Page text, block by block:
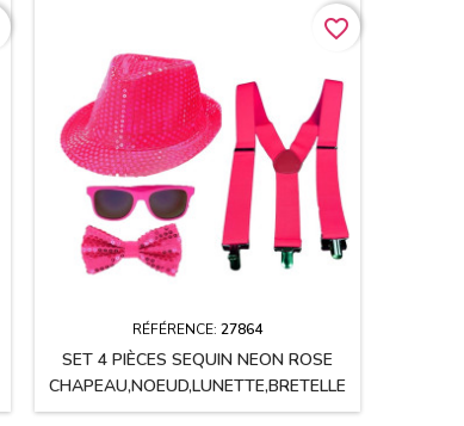
RÉFÉRENCE:27864
SET 4 PIÈCES SEQUIN NEON ROSE
CHAPEAU,NOEUD,LUNETTE,BRETELLE
favorite_border